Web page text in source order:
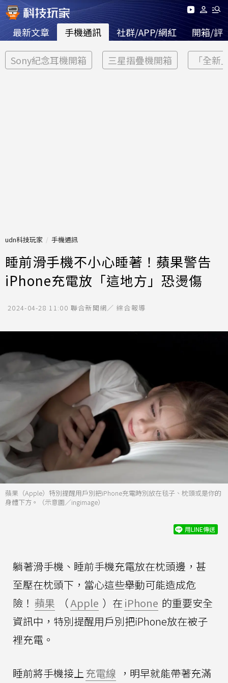
最新文章 手機通訊 社群/APP/網紅 開箱/評
Sony紀念耳機開箱 三星摺疊機開箱 「全新
udn科技玩家 手機通訊
睡前滑手機不小心睡著！蘋果警告
iPhone充電放「這地方」恐燙傷
2024-04-28 11:00 聯合新聞網／ 綜合報導
蘋果（Apple）特別提醒用戶別把iPhone充電時別放在毯子、枕頭或是你的
身體下方。（示意圖／ingimage）
用LINE傳送
躺著滑手機、睡前手機充電放在枕頭邊，甚
至壓在枕頭下，當心這些舉動可能造成危
險！ 蘋果 （Apple ）在 iPhone 的重要安全
資訊中，特別提醒用戶別把iPhone放在被子
裡充電。
睡前將手機接上 充電線 ，明早就能帶著充滿